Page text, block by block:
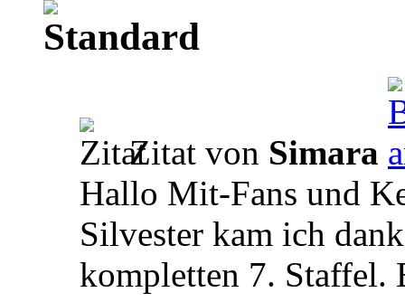
Zitat von Simara
Hallo Mit-Fans und
Silvester kam ich
kompletten 7. Staffel.